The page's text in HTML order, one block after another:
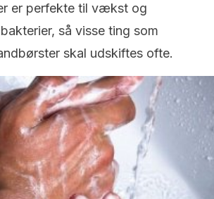
er perfekte til vækst og
så visse ting som
skal udskiftes ofte.